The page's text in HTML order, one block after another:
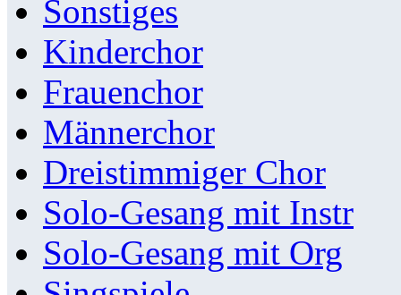
Sonstiges
Kinderchor
Frauenchor
Männerchor
Dreistimmiger Chor
Solo-Gesang mit Instr
Solo-Gesang mit Org